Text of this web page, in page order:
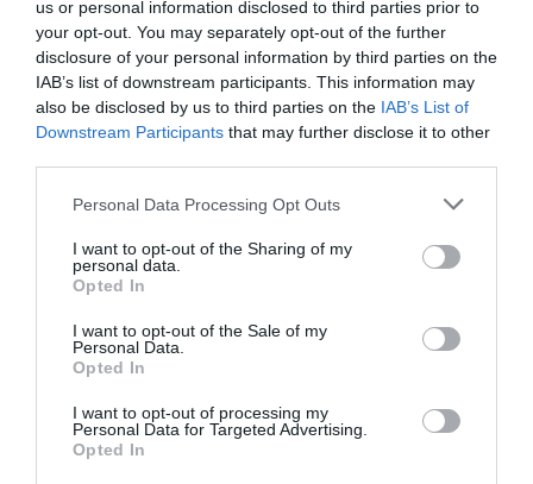
us or personal information disclosed to third parties prior to
your opt-out. You may separately opt-out of the further
disclosure of your personal information by third parties on the
IAB’s list of downstream participants. This information may
also be disclosed by us to third parties on the IAB’s List of
Downstream Participants that may further disclose it to other
Personal Data Processing Opt Outs
I want to opt-out of the Sharing of my
personal data.
Opted In
I want to opt-out of the Sale of my
Personal Data.
Opted In
I want to opt-out of processing my
Personal Data for Targeted Advertising.
Opted In